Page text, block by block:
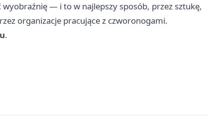
— i to w najlepszy sposób, przez sztukę,
organizacje pracujące z czworonogami.
.